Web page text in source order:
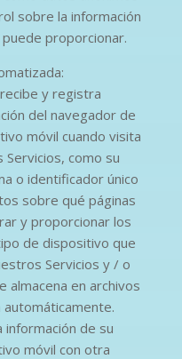
sobre la información
proporcionar.
y registra
del navegador de
móvil cuando visita
como su
o identificador único
sobre qué páginas
y proporcionar los
de dispositivo que
Servicios y / o
almacena en archivos
de su
móvil con otra